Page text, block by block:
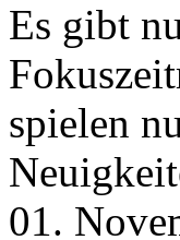
Es gibt
spielen
01.